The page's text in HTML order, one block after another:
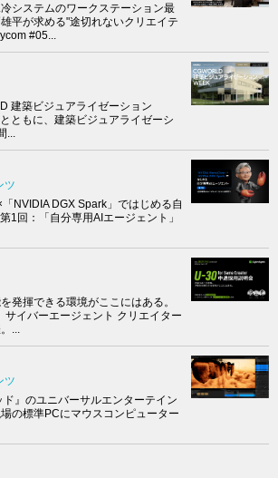
冷システムのワークステーション最
平が求める"途切れないクリエイテ
#05...
建築ビジュアライゼーション
ともに、建築ビジュアライゼーシ
ツ
「NVIDIA DGX Spark」ではじめる自
回：「自分専用AIエージェント」
発揮できる環境がここにはある。
サイバーエージェント クリエイター
...
ツ
ド』のユニバーサルエンターテイン
の標準PCにマウスコンピューター